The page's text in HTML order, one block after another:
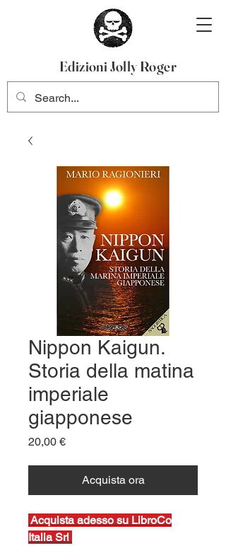
Edizioni Jolly Roger
Nippon Kaigun.
Storia della matina
imperiale
giapponese
20,00 €Prezzo
Acquista ora
Acquista adesso su LibroCo
Italia Srl